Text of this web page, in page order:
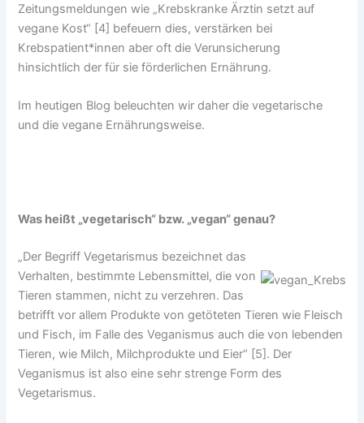
Zeitungsmeldungen wie „Krebskranke Ärztin setzt auf
vegane Kost“ [4] befeuern dies, verstärken bei
Krebspatient*innen aber oft die Verunsicherung
hinsichtlich der für sie förderlichen Ernährung.
Im heutigen Blog beleuchten wir daher die vegetarische
und die vegane Ernährungsweise.
Was heißt „vegetarisch“ bzw. „vegan“ genau?
„Der Begriff Vegetarismus bezeichnet das
Verhalten, bestimmte Lebensmittel, die von
Tieren stammen, nicht zu verzehren. Das
betrifft vor allem Produkte von getöteten Tieren wie Fleisch
und Fisch, im Falle des Veganismus auch die von lebenden
Tieren, wie Milch, Milchprodukte und Eier“ [5]. Der
Veganismus ist also eine sehr strenge Form des
Vegetarismus.